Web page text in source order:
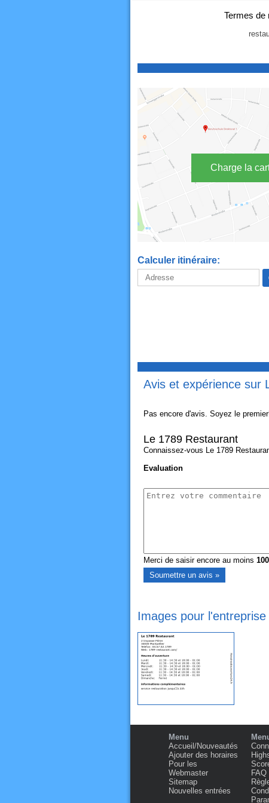
Termes de
Charge la
Calculer itinéraire:
Avis et expérience sur
Pas encore d'avis. Soyez le
Le 1789 Restaurant
Connaissez-vous Le 1789
Evaluation
Merci de saisir encore au moins 100
Images pour
Menu
Accueil/Nouveautés
Ajouter des horaires
Pour les
Webmaster
Sitemap
Nouvelles entrées
FAQ